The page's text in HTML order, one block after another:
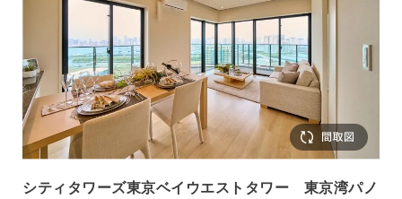
シティタワーズ東京ベイウエストタワー 東京湾パノ